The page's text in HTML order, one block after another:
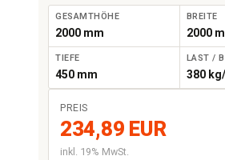
GESAMTHÖHE
2000 mm
BREITE
2000
TIEFE
450 mm
LAST /
380
PREIS
234,89 EUR
inkl. 19% MwSt.